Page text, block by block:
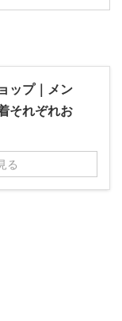
ップ｜メン
それぞれお
る